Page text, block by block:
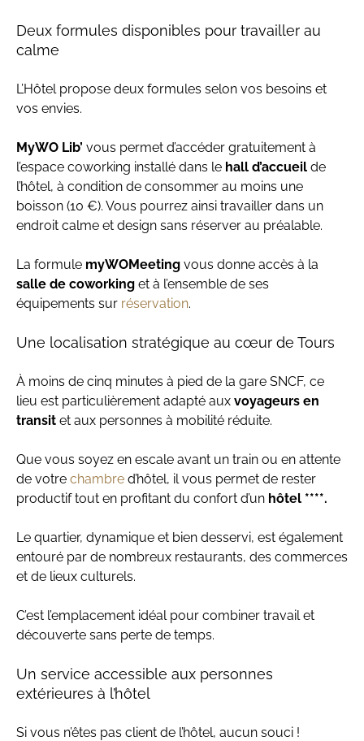
Deux formules disponibles pour travailler au
calme
L’Hôtel propose deux formules selon vos besoins et
vos envies.
MyWO Lib’ vous permet d’accéder gratuitement à
l’espace coworking installé dans le hall d’accueil de
l’hôtel, à condition de consommer au moins une
boisson (10 €). Vous pourrez ainsi travailler dans un
endroit calme et design sans réserver au préalable.
La formule myWOMeeting vous donne accès à la
salle de coworking et à l’ensemble de ses
équipements sur réservation.
Une localisation stratégique au cœur de Tours
À moins de cinq minutes à pied de la gare SNCF, ce
lieu est particulièrement adapté aux voyageurs en
transit et aux personnes à mobilité réduite.
Que vous soyez en escale avant un train ou en attente
de votre chambre d’hôtel, il vous permet de rester
productif tout en profitant du confort d’un hôtel ****.
Le quartier, dynamique et bien desservi, est également
entouré par de nombreux restaurants, des commerces
et de lieux culturels.
C’est l’emplacement idéal pour combiner travail et
découverte sans perte de temps.
Un service accessible aux personnes
extérieures à l’hôtel
Si vous n’êtes pas client de l’hôtel, aucun souci !